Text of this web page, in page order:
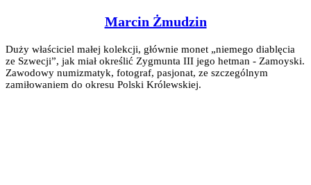
Marcin Żmudzin
Duży właściciel małej kolekcji, głównie monet „niemego diablęcia
ze Szwecji”, jak miał określić Zygmunta III jego hetman - Zamoyski.
Zawodowy numizmatyk, fotograf, pasjonat, ze szczególnym
zamiłowaniem do okresu Polski Królewskiej.